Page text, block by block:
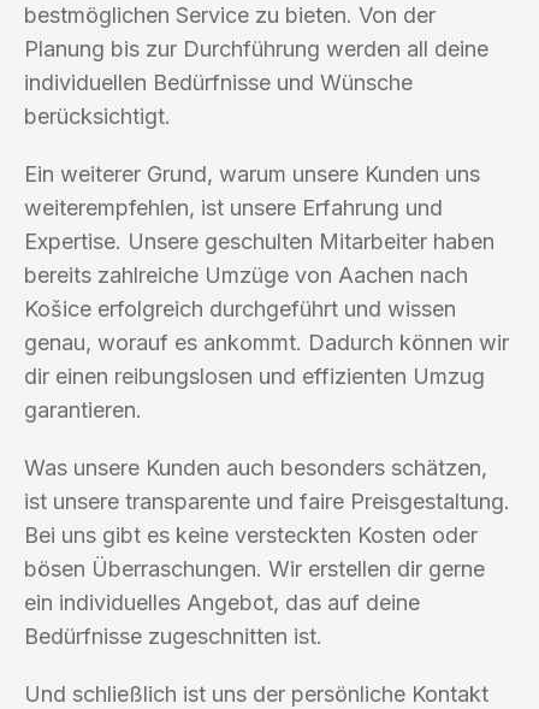
bestmöglichen Service zu bieten. Von der
Planung bis zur Durchführung werden all deine
individuellen Bedürfnisse und Wünsche
berücksichtigt.
Ein weiterer Grund, warum unsere Kunden uns
weiterempfehlen, ist unsere Erfahrung und
Expertise. Unsere geschulten Mitarbeiter haben
bereits zahlreiche Umzüge von Aachen nach
Košice erfolgreich durchgeführt und wissen
genau, worauf es ankommt. Dadurch können wir
dir einen reibungslosen und effizienten Umzug
garantieren.
Was unsere Kunden auch besonders schätzen,
ist unsere transparente und faire Preisgestaltung.
Bei uns gibt es keine versteckten Kosten oder
bösen Überraschungen. Wir erstellen dir gerne
ein individuelles Angebot, das auf deine
Bedürfnisse zugeschnitten ist.
Und schließlich ist uns der persönliche Kontakt